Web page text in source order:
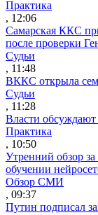
Практика
, 12:06
Самарская ККС
после проверки
Судьи
, 11:48
ВККС открыла
Судьи
, 11:28
Власти
Практика
, 10:50
Утренний обзор
обучении
Обзор СМИ
, 09:37
Путин подписал